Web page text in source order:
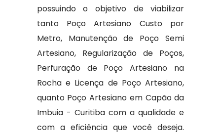
possuindo o objetivo de viabilizar
tanto Poço Artesiano Custo por
Metro, Manutenção de Poço Semi
Artesiano, Regularização de Poços,
Perfuração de Poço Artesiano na
Rocha e Licença de Poço Artesiano,
quanto Poço Artesiano em Capão da
Imbuia - Curitiba com a qualidade e
com a eficiência que você deseja.